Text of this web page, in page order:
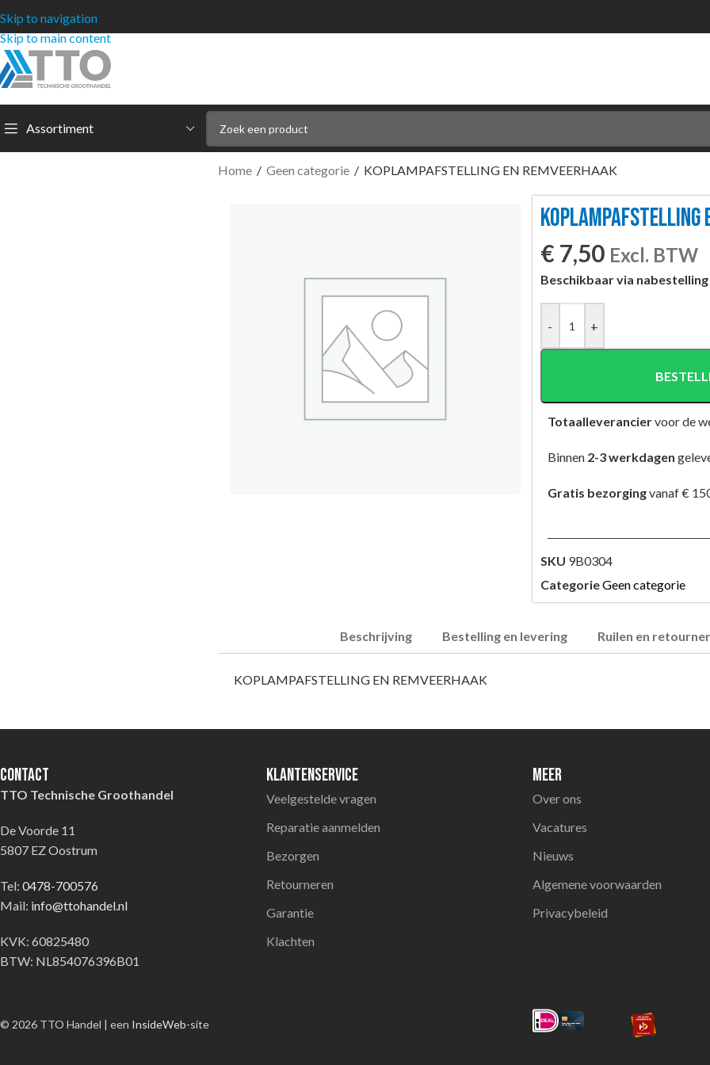
Skip to navigation
Skip to main content
Assortiment
Home / Geen categorie / KOPLAMPAFSTELLING EN REMVEERHAAK
KOPLAMPAFSTELLING
€ 7,50 Excl. BTW
Beschikbaar via nabestelling
- +
Totaalleveranciervoor de
Binnen 2-3 werkdagen
Gratis bezorgingvanaf €
SKU 9B0304
CategorieGeen categorie
Beschrijving Bestelling en levering Ruilen en
KOPLAMPAFSTELLING EN REMVEERHAAK
Contact
TTO Technische Groothandel
De Voorde 11
5807 EZ Oostrum
Tel: 0478-700576
Mail: info@ttohandel.nl
KVK: 60825480
BTW: NL854076396B01
Klantenservice
Veelgestelde vragen
Reparatie aanmelden
Bezorgen
Retourneren
Garantie
Klachten
Meer
Over ons
Vacatures
Nieuws
Algemene voorwaarden
Privacybeleid
© 2026 TTO Handel | een InsideWeb-site